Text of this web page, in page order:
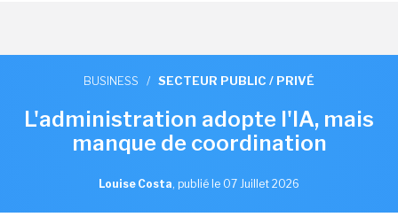
BUSINESS / SECTEUR PUBLIC / PRIVÉ
L'administration adopte l'IA, mais
manque de coordination
Louise Costa, publié le 07 Juillet 2026